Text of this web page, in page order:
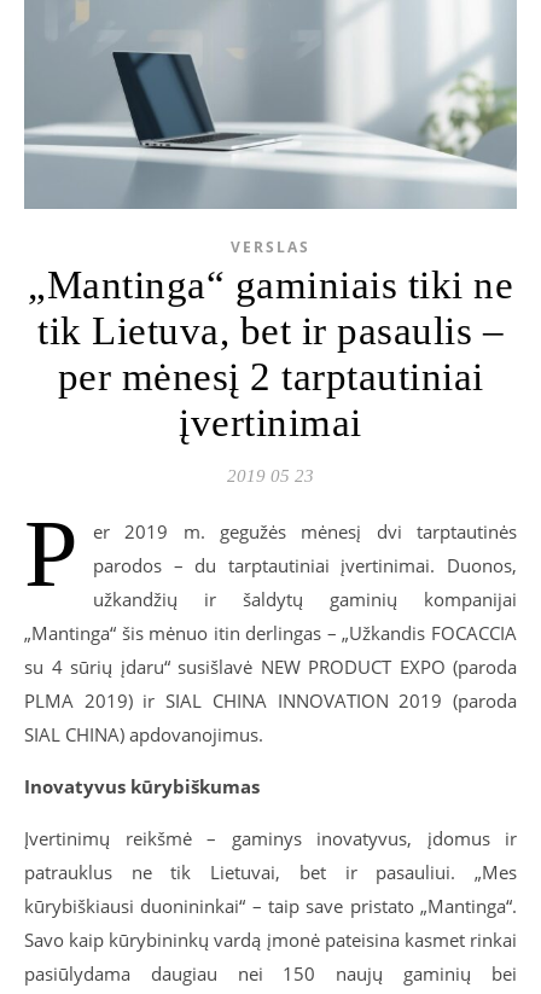
VERSLAS
„Mantinga“ gaminiais tiki ne
tik Lietuva, bet ir pasaulis –
per mėnesį 2 tarptautiniai
įvertinimai
2019 05 23
P
er 2019 m. gegužės mėnesį dvi tarptautinės
parodos – du tarptautiniai įvertinimai. Duonos,
užkandžių ir šaldytų gaminių kompanijai
„Mantinga“ šis mėnuo itin derlingas – „Užkandis FOCACCIA
su 4 sūrių įdaru“ susišlavė NEW PRODUCT EXPO (paroda
PLMA 2019) ir SIAL CHINA INNOVATION 2019 (paroda
SIAL CHINA) apdovanojimus.
Inovatyvus kūrybiškumas
Įvertinimų reikšmė – gaminys inovatyvus, įdomus ir
patrauklus ne tik Lietuvai, bet ir pasauliui. „Mes
kūrybiškiausi duonininkai“ – taip save pristato „Mantinga“.
Savo kaip kūrybininkų vardą įmonė pateisina kasmet rinkai
pasiūlydama daugiau nei 150 naujų gaminių bei